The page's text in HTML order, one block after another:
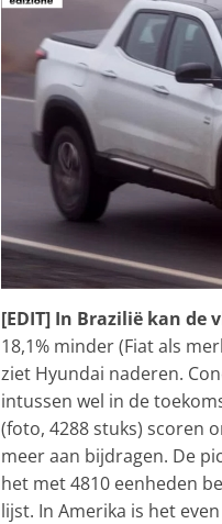
[EDIT] In Brazilië kan de
18,1% minder (Fiat als
ziet Hyundai naderen.
intussen wel in de
(foto, 4288 stuks) scoren
meer aan bijdragen. De
het met 4810 eenheden
lijst. In Amerika is het